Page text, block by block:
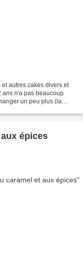
autres cakes divers et
ans n'a pas beaucoup
un peu plus (la
épices